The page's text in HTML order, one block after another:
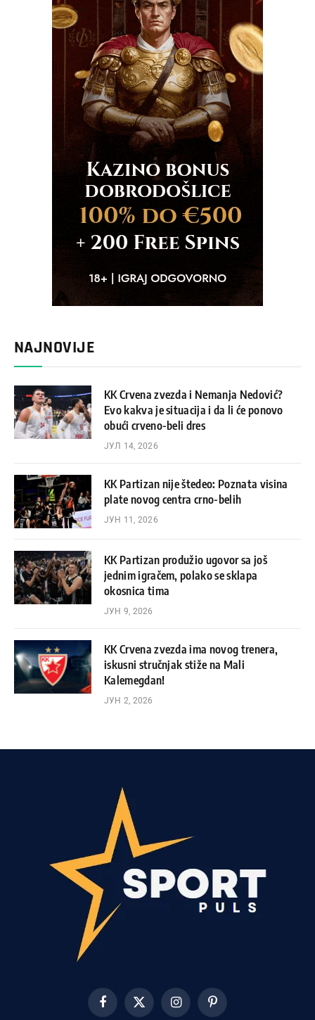
NAJNOVIJE
KK Crvena zvezda i Nemanja Nedović?
Evo kakva je situacija i da li će ponovo
obući crveno-beli dres
ЈУЛ 14, 2026
KK Partizan nije štedeo: Poznata visina
plate novog centra crno-belih
ЈУН 11, 2026
KK Partizan produžio ugovor sa još
jednim igračem, polako se sklapa
okosnica tima
ЈУН 9, 2026
KK Crvena zvezda ima novog trenera,
iskusni stručnjak stiže na Mali
Kalemegdan!
ЈУН 2, 2026
FacebookX
InstagramPinterest